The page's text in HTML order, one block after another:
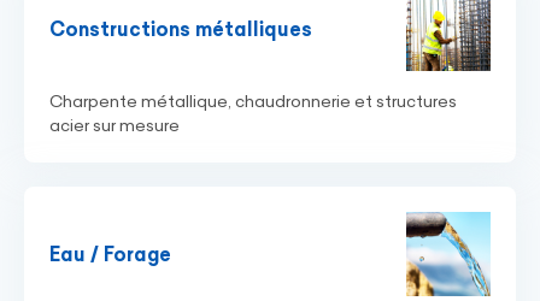
Constructions métalliques
Charpente métallique, chaudronnerie et structures
acier sur mesure
Eau / Forage